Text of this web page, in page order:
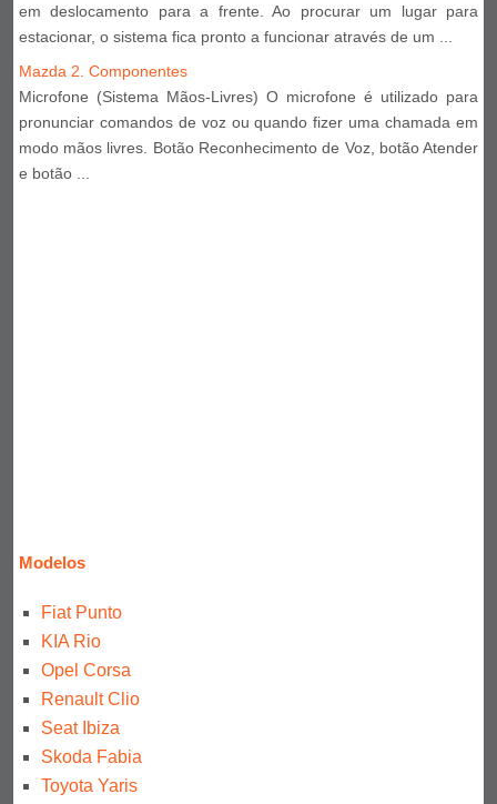
em deslocamento para a frente. Ao procurar um lugar para
estacionar, o sistema fica pronto a funcionar através de um ...
Mazda 2. Componentes
Microfone (Sistema Mãos-Livres) O microfone é utilizado para
pronunciar comandos de voz ou quando fizer uma chamada em
modo mãos livres. Botão Reconhecimento de Voz, botão Atender
e botão ...
Modelos
Fiat Punto
KIA Rio
Opel Corsa
Renault Clio
Seat Ibiza
Skoda Fabia
Toyota Yaris